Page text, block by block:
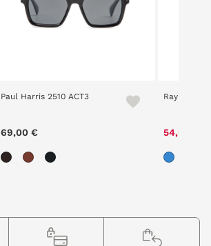
Paul Harris 2510 ACT3
69,00 €
Ray Ban
54,60 €